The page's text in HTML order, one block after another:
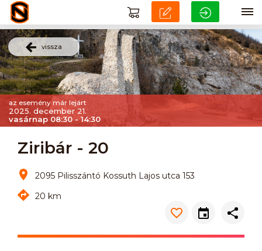
vissza
az esemény már lejárt
2025. december 21.
vasárnap 08:30 - 14:30
Ziribár - 20
2095 Pilisszántó Kossuth Lajos utca 153
20 km